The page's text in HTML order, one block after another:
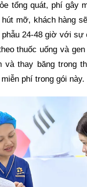
tổng quát, phí gây
hút mỡ, khách hàng
phẫu 24-48 giờ với sự
thuốc uống và
và thay băng trong
phí trong gói này.